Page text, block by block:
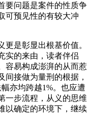
要问题是案件的性质争
可预见性的有较大冲
是彰显出根基价值。
实的来由，读者伴侣
容易构成澎湃的从而惹
间接做为量刑的根据，
亦均跨越1%。也应遭
一步流程，从义的思维
以确定的环境下，继续